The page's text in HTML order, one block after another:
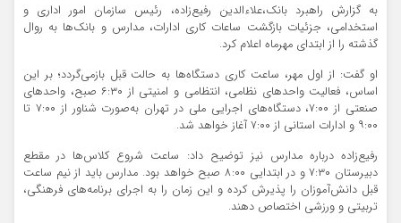
به گزارش راهبرد بانک،علاءالدین رفیع‌زاده، رئیس سازمان امور اداری و
استخدامی، جزئیات بازگشت ساعات کاری ادارات، مدارس و بانک‌ها به روال
گذشته را از ابتدای مهرماه اعلام کرد.
او گفت: از اول مهر، ساعت کاری دستگاه‌ها به حالت قبل بازمی‌گردد؛ بر این
اساس، فعالیت واحد‌های نظامی، انتظامی و امنیتی از ۶:۳۰ صبح، واحد‌های
صنعتی از ۷:۰۰، دستگاه‌های اجرایی ملی در تهران به‌صورت شناور از ۷:۰۰ تا
۹:۰۰ و ادارات استانی از ۷:۰۰ آغاز خواهد شد.
رفیع‌زاده درباره مدارس نیز توضیح داد: ساعت شروع کلاس‌ها در مقطع
دبیرستان ۷:۳۰ و در ابتدایی ۸:۰۰ صبح خواهد بود. مدارس باید از نیم ساعت
قبل دانش‌آموزان را پذیرش کرده و این زمان را به اجرای برنامه‌های فرهنگی،
تربیتی و ورزشی اختصاص دهند.